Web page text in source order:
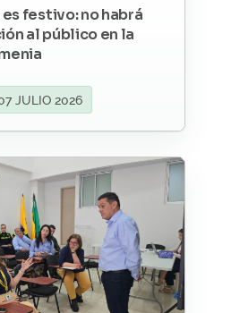
es festivo: no habrá
al público en la
JULIO 2026